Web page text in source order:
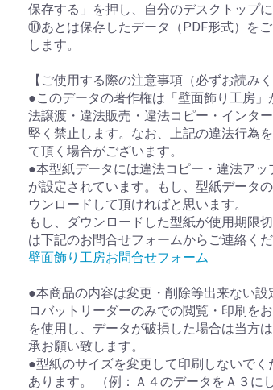
保存する」を押し、自分のデスクトップに
⑩あとは保存したデータ（PDF形式）を
します。
【ご使用する際の注意事項（必ずお読みく
●このデータの著作権は「壁面飾り工房
法譲渡・違法販売・違法コピー・インタ
堅く禁止します。なお、上記の違法行為
て頂く場合がございます。
●本型紙データには違法コピー・違法アッ
が設定されています。もし、型紙データ
ウンロードして頂ければと思います。
もし、ダウンロードした型紙が使用期限
は下記のお問合せフォームからご連絡くだ
壁面飾り工房お問合せフォーム
●本商品の内容は変更・削除等出来ない
ロバットリーダーのみでの閲覧・印刷を
を使用し、データが破損した場合は当方
承お願い致します。
●型紙のサイズを変更して印刷しないで
あります。 （例：Ａ４のデータをＡ３に